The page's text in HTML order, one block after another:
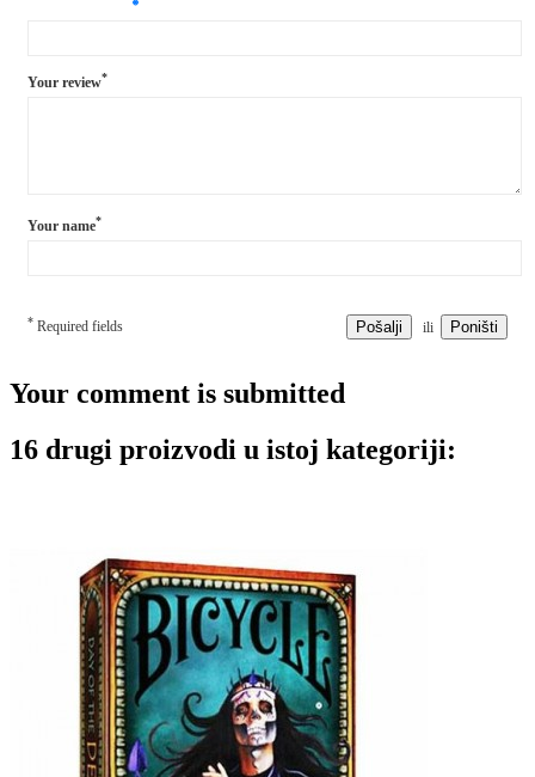
Your review*
Your name*
* Required fields Pošalji ili Poništi
Your comment is submitted
16 drugi proizvodi u istoj kategoriji: